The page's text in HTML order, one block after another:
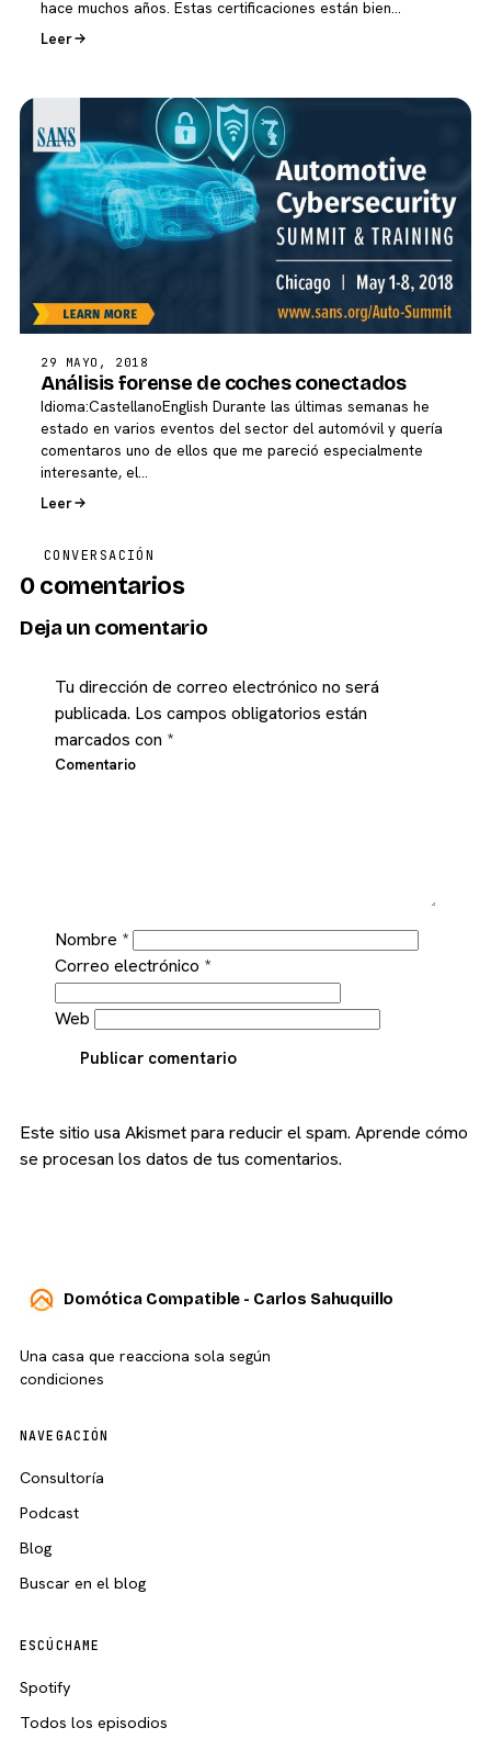
hace muchos años. Estas certificaciones están bien…
Leer
29 MAYO, 2018
Análisis forense de coches conectados
Idioma:CastellanoEnglish Durante las últimas semanas he
estado en varios eventos del sector del automóvil y quería
comentaros uno de ellos que me pareció especialmente
interesante, el…
Leer
CONVERSACIÓN
0 comentarios
Deja un comentario
Tu dirección de correo electrónico no será
publicada. Los campos obligatorios están
marcados con *
Comentario
Nombre *
Correo electrónico *
Web
Publicar comentario
Este sitio usa Akismet para reducir el spam. Aprende cómo
se procesan los datos de tus comentarios.
Domótica Compatible - Carlos Sahuquillo
Una casa que reacciona sola según
condiciones
NAVEGACIÓN
Consultoría
Podcast
Blog
Buscar en el blog
ESCÚCHAME
Spotify
Todos los episodios